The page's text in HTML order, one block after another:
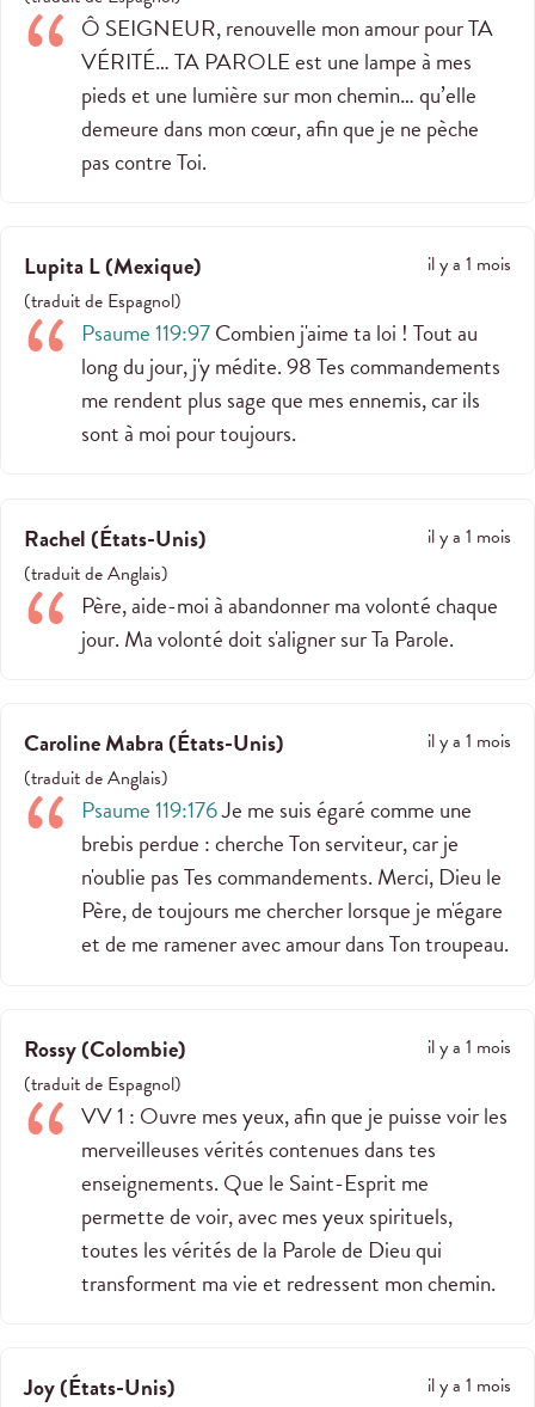
Ô SEIGNEUR, renouvelle mon amour pour TA
VÉRITÉ… TA PAROLE est une lampe à mes
pieds et une lumière sur mon chemin… qu’elle
demeure dans mon cœur, afin que je ne pèche
pas contre Toi.
Lupita L(Mexique)
il y a 1 mois
(traduit de Espagnol)
Psaume 119:97Combien j'aime ta loi ! Tout au
long du jour, j'y médite. 98 Tes commandements
me rendent plus sage que mes ennemis, car ils
sont à moi pour toujours.
Rachel(États-Unis)
il y a 1 mois
(traduit deAnglais)
Père, aide-moi à abandonner ma volonté chaque
jour. Ma volonté doit s'aligner sur Ta Parole.
Caroline Mabra(États-Unis)
il y a 1 mois
(traduit deAnglais)
Psaume 119:176Je me suis égaré comme une
brebis perdue : cherche Ton serviteur, car je
n'oublie pas Tes commandements. Merci, Dieu le
Père, de toujours me chercher lorsque je m'égare
et de me ramener avec amour dans Ton troupeau.
Rossy(Colombie)
il y a 1 mois
(traduit de Espagnol)
VV 1 : Ouvre mes yeux, afin que je puisse voir les
merveilleuses vérités contenues dans tes
enseignements. Que le Saint-Esprit me
permette de voir, avec mes yeux spirituels,
toutes les vérités de la Parole de Dieu qui
transforment ma vie et redressent mon chemin.
Joy(États-Unis)
il y a 1 mois